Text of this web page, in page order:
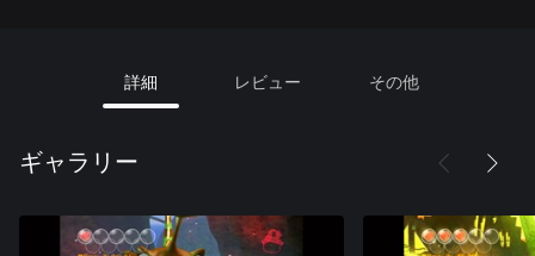
詳細 レビュー その他
ギャラリー